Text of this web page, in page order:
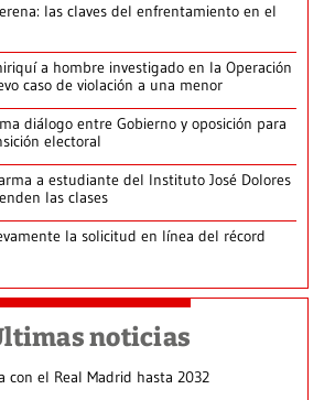
las claves del enfrentamiento en el
a hombre investigado en la Operación
caso de violación a una menor
diálogo entre Gobierno y oposición para
electoral
a estudiante del Instituto José Dolores
las clases
la solicitud en línea del récord
noticias
con el Real Madrid hasta 2032